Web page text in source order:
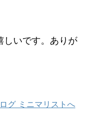
しいです。ありが